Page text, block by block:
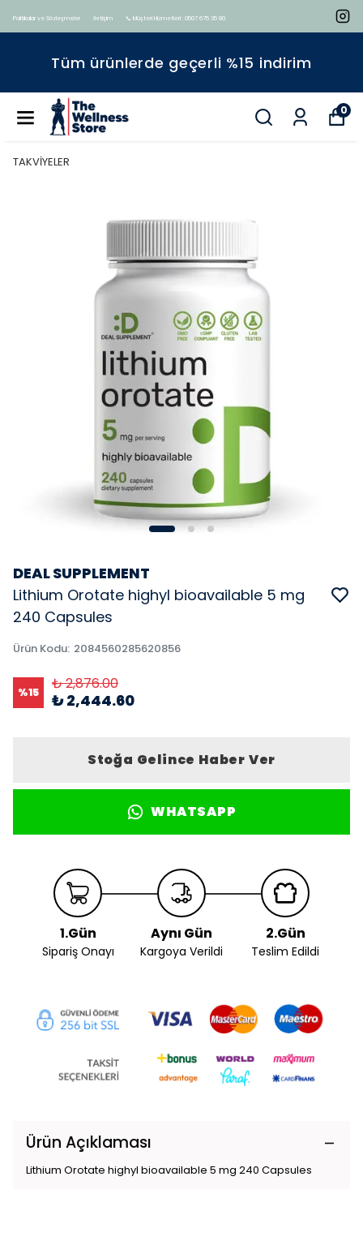
Politikalar ve Sözleşmeler İletişim 📞 Müşteri Hizmetleri : 0507 675 35 80
Tüm ürünlerde geçerli %15 indirim
0
TAKVİYELER
DEAL SUPPLEMENT
Lithium Orotate highyl bioavailable 5 mg
240 Capsules
Ürün Kodu: 2084560285620856
%15 ₺ 2,876.00
₺ 2,444.60
Stoğa Gelince Haber Ver
WHATSAPP
1.Gün
Sipariş Onayı
Aynı Gün
Kargoya Verildi
2.Gün
Teslim Edildi
Ürün Açıklaması
Lithium Orotate highyl bioavailable 5 mg 240 Capsules